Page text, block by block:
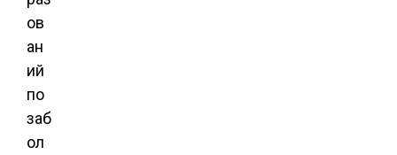
ов
ан
ий
по
заб
ол